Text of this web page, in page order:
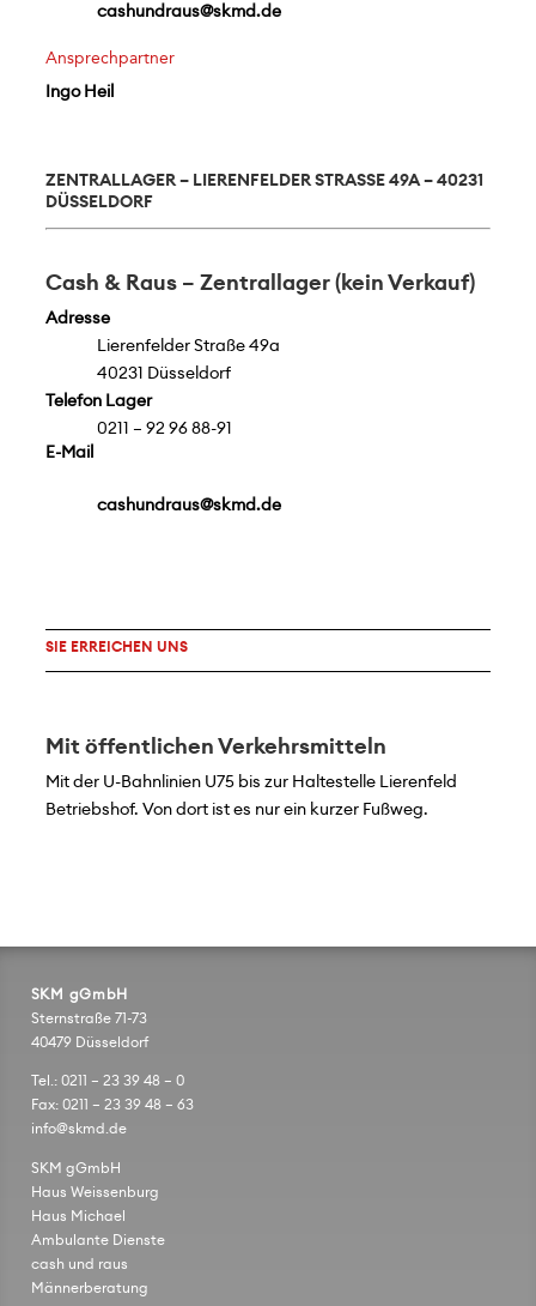
cashundraus@skmd.de
Ansprechpartner
Ingo Heil
ZENTRALLAGER – LIERENFELDER STRASSE 49A – 40231 D
ÜSSELDORF
Cash & Raus – Zentrallager (kein Verkauf)
Adresse
Lierenfelder Straße 49a
40231 Düsseldorf
Telefon Lager
0211 – 92 96 88-91
E-Mail
cashundraus@skmd.de
SIE ERREICHEN UNS
Mit öffentlichen Verkehrsmitteln
Mit der U-Bahnlinien U75 bis zur Haltestelle Lierenfeld
Betriebshof. Von dort ist es nur ein kurzer Fußweg.
SKM gGmbH
Sternstraße 71-73
40479 Düsseldorf
Tel.: 0211 – 23 39 48 – 0
Fax: 0211 – 23 39 48 – 63
info@skmd.de
SKM gGmbH
Haus Weissenburg
Haus Michael
Ambulante Dienste
cash und raus
Männerberatung